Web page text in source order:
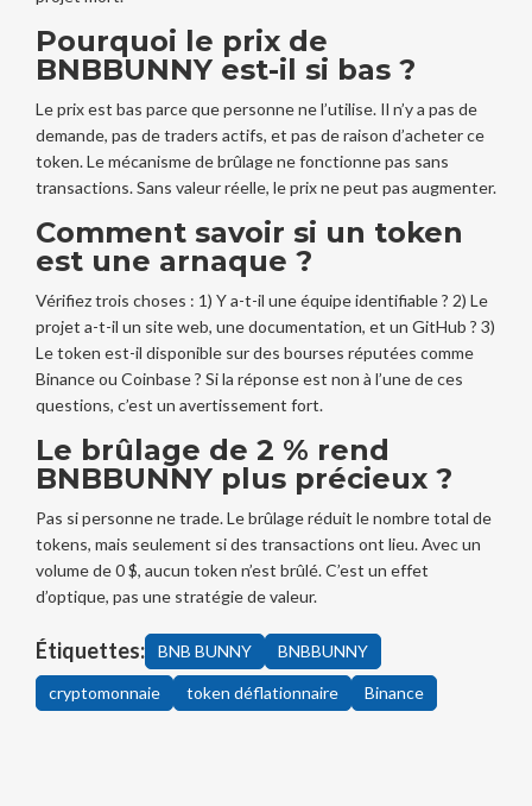
Pourquoi le prix de
BNBBUNNY est-il si bas ?
Le prix est bas parce que personne ne l’utilise. Il n’y a pas de
demande, pas de traders actifs, et pas de raison d’acheter ce
token. Le mécanisme de brûlage ne fonctionne pas sans
transactions. Sans valeur réelle, le prix ne peut pas augmenter.
Comment savoir si un token
est une arnaque ?
Vérifiez trois choses : 1) Y a-t-il une équipe identifiable ? 2) Le
projet a-t-il un site web, une documentation, et un GitHub ? 3)
Le token est-il disponible sur des bourses réputées comme
Binance ou Coinbase ? Si la réponse est non à l’une de ces
questions, c’est un avertissement fort.
Le brûlage de 2 % rend
BNBBUNNY plus précieux ?
Pas si personne ne trade. Le brûlage réduit le nombre total de
tokens, mais seulement si des transactions ont lieu. Avec un
volume de 0 $, aucun token n’est brûlé. C’est un effet
d’optique, pas une stratégie de valeur.
Étiquettes: BNB BUNNY BNBBUNNY
cryptomonnaie token déflationnaire Binance